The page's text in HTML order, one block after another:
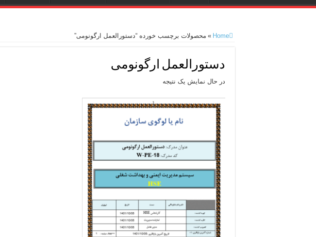
Home
» محصولات برچسب خورده “دستورالعمل ارگونومی”
دستورالعمل ارگونومی
در حال نمایش یک نتیجه